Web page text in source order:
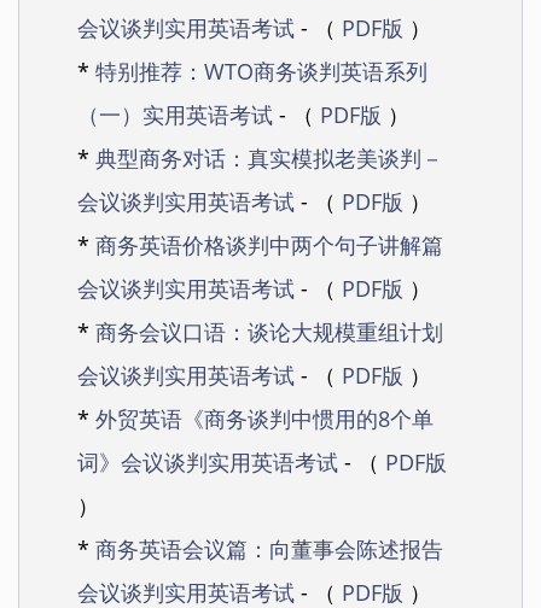
会议谈判实用英语考试 - （ PDF版 ）
* 特别推荐：WTO商务谈判英语系列
（一）实用英语考试 - （ PDF版 ）
* 典型商务对话：真实模拟老美谈判－
会议谈判实用英语考试 - （ PDF版 ）
* 商务英语价格谈判中两个句子讲解篇
会议谈判实用英语考试 - （ PDF版 ）
* 商务会议口语：谈论大规模重组计划
会议谈判实用英语考试 - （ PDF版 ）
* 外贸英语《商务谈判中惯用的8个单
词》会议谈判实用英语考试 - （ PDF版
）
* 商务英语会议篇：向董事会陈述报告
会议谈判实用英语考试 - （ PDF版 ）